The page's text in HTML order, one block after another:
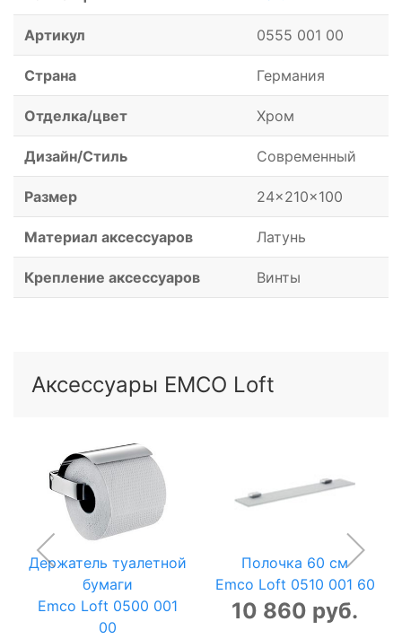
Артикул 0555 001 00
Страна Германия
Отделка/цвет Хром
Дизайн/Стиль Современный
Размер 24x210x100
Материал аксессуаров Латунь
Крепление аксессуаров Винты
Аксессуары EMCO Loft
Держатель туалетной
бумаги
Emco Loft 0500 001
00
Полочка 60 см
Emco Loft 0510 001 60
10 860 руб.